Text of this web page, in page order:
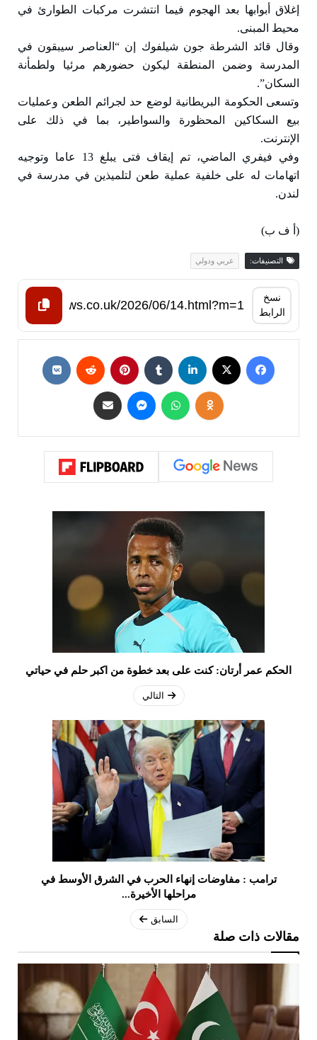
إغلاق أبوابها بعد الهجوم فيما انتشرت مركبات الطوارئ في
محيط المبنى.
وقال قائد الشرطة جون شيلفوك إن “العناصر سيبقون في
المدرسة وضمن المنطقة ليكون حضورهم مرئيا ولطمأنة
السكان”.
وتسعى الحكومة البريطانية لوضع حد لجرائم الطعن وعمليات
بيع السكاكين المحظورة والسواطير، بما في ذلك على
الإنترنت.
وفي فيفري الماضي، تم إيقاف فتى يبلغ 13 عاما وتوجيه
اتهامات له على خلفية عملية طعن لتلميذين في مدرسة في
لندن.
(أ ف ب)
التصنيفات: عربي ودولي
نسخ
الرابط
الحكم عمر أرتان: كنت على بعد خطوة من اكبر حلم في حياتي
التالي
ترامب : مفاوضات إنهاء الحرب في الشرق الأوسط في
مراحلها الأخيرة...
السابق
مقالات ذات صلة